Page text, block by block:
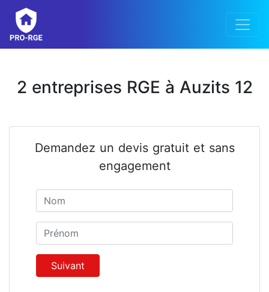
2 entreprises RGE à Auzits 12
Demandez un devis gratuit et sans
engagement
Prénom
Suivant